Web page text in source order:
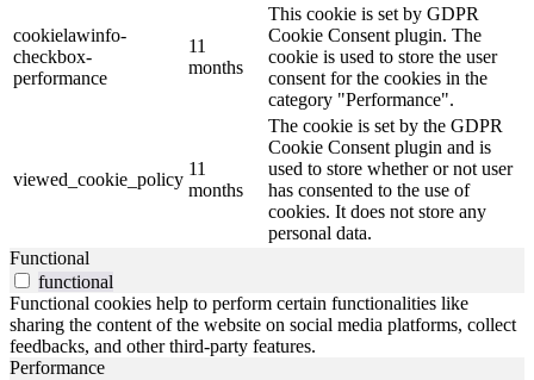
cookielawinfo-
checkbox-
performance
11
months
This cookie is set by GDPR
Cookie Consent plugin. The
cookie is used to store the user
consent for the cookies in the
category "Performance".
viewed_cookie_policy
11
months
The cookie is set by the GDPR
Cookie Consent plugin and is
used to store whether or not user
has consented to the use of
cookies. It does not store any
personal data.
Functional
functional
Functional cookies help to perform certain functionalities like
sharing the content of the website on social media platforms, collect
feedbacks, and other third-party features.
Performance